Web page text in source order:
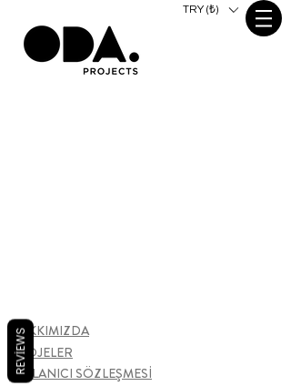
TRY (₺)
HAKKIMIZDA
PROJELER
KULLANICI SÖZLEŞMESİ
REVIEWS